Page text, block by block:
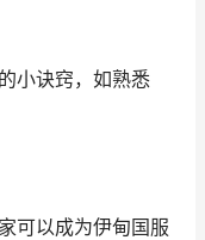
小诀窍，如熟悉
可以成为伊甸国服